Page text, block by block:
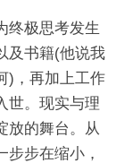
终极思考发生
及书籍(他说我
)，再加上工作
世。现实与理
放的舞台。从
步在缩小，